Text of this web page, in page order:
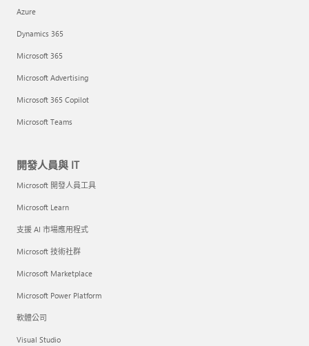
Azure
Dynamics 365
Microsoft 365
Microsoft Advertising
Microsoft 365 Copilot
Microsoft Teams
開發人員與 IT
Microsoft 開發人員工具
Microsoft Learn
支援 AI 市場應用程式
Microsoft 技術社群
Microsoft Marketplace
Microsoft Power Platform
軟體公司
Visual Studio